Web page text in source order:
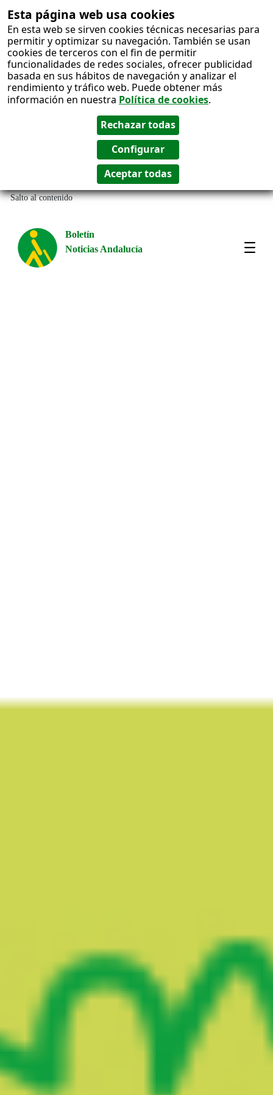
Esta página web usa cookies
En esta web se sirven cookies técnicas necesarias para
permitir y optimizar su navegación. También se usan
cookies de terceros con el fin de permitir
funcionalidades de redes sociales, ofrecer publicidad
basada en sus hábitos de navegación y analizar el
rendimiento y tráfico web. Puede obtener más
información en nuestra Política de cookies.
Salto al contenido
Boletín
Noticias Andalucía